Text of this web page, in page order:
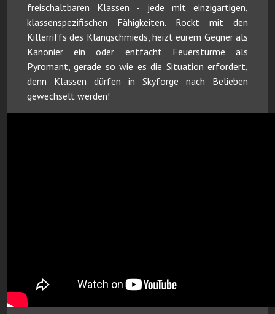
freischaltbaren Klassen - jede mit einzigartigen,
klassenspezifischen Fähigkeiten. Rockt mit den
Killerriffs des Klangschmieds, heizt eurem Gegner als
Kanonier ein oder entfacht Feuerstürme als
Pyromant, gerade so wie es die Situation erfordert,
denn Klassen dürfen in Skyforge nach Belieben
gewechselt werden!